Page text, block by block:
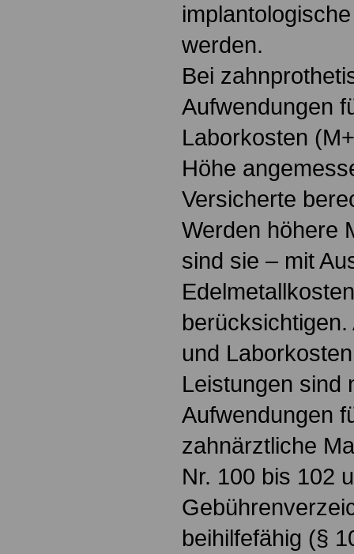
werden.
Bei
Aufwendungen
Laborkosten
Höhe
Versicherte
Werden höhere
sind sie – mit
und
Leistungen sind
Aufwendungen
zahnärztliche
Nr. 100 bis 102
beihilfefähig (§